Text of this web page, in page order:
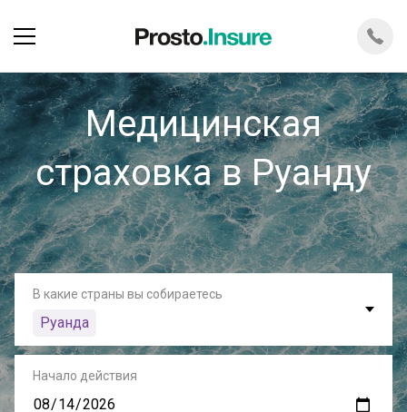
Медицинская
страховка в Руанду
В какие страны вы собираетесь
Руанда
Начало действия